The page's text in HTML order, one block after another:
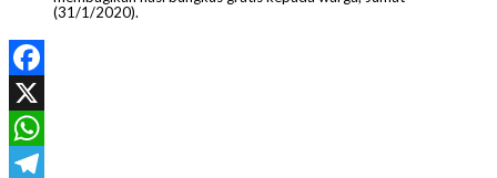
(31/1/2020).
Facebook
X
WhatsApp